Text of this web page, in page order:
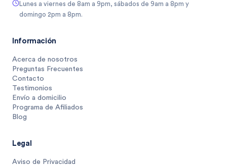
Lunes a viernes de 8am a 9pm, sábados de 9am a 8pm y
domingo 2pm a 8pm.
Información
Acerca de nosotros
Preguntas Frecuentes
Contacto
Testimonios
Envío a domicilio
Programa de Afiliados
Blog
Legal
Aviso de Privacidad